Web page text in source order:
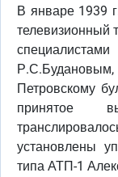
В январе 1939
телевизионный
Петровскому
принятое
установлены
типа АТП-1